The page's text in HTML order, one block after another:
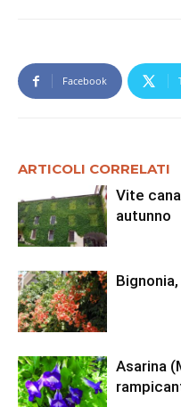
Facebook
ARTICOLI CORRELATI
Vite
autunno
Asarina